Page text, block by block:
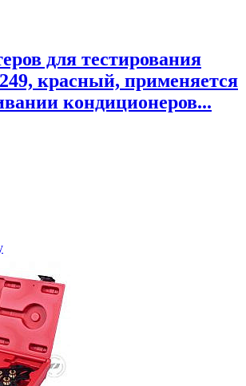
для тестирования
красный, применяется
кондиционеров...